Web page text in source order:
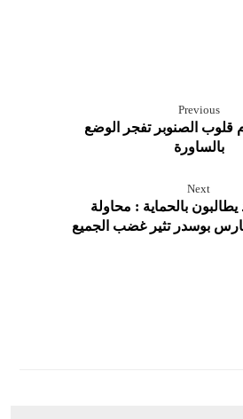
Previous
قلوب الصنوبر تفجر الوضع
بالساورة
Next
يطالبون بالحماية : محاولة
بوسدر تثير غضب الجميع